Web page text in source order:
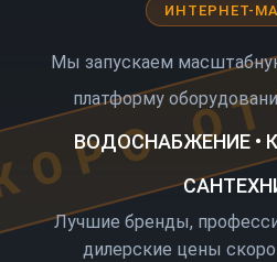
ИНТЕРНЕТ-
Мы запускаем
платформу
ВОДОСНАБЖЕНИЕ •
Лучшие бренды,
дилерские цены скоро